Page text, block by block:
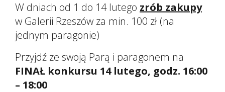
W dniach od 1 do 14 lutego zrób zakupy
w Galerii Rzeszów za min. 100 zł (na
jednym paragonie)
Przyjdź ze swoją Parą i paragonem na
FINAŁ konkursu 14 lutego, godz. 16:00
– 18:00